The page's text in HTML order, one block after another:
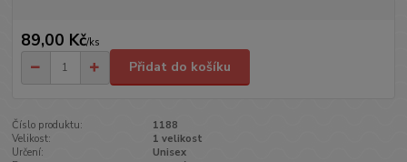
89,00 Kč/ks
Přidat do košíku
Číslo produktu:
1188
Velikost:
1 velikost
Určení:
Unisex